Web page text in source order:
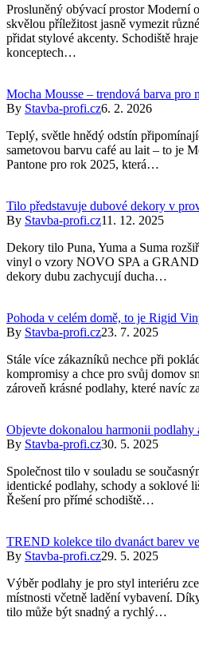
Prosluněný obývací prostor Moderní
skvělou příležitost jasně vymezit
přidat stylové akcenty. Schodiště
konceptech…
Mocha Mousse – trendová barva pro
By Stavba-profi.cz6. 2. 2026
Teplý, světle hnědý odstín
sametovou barvu café au lait – to je
Pantone pro rok 2025, která…
Tilo představuje dubové dekory v
By Stavba-profi.cz11. 12. 2025
Dekory tilo Puna, Yuma a Suma
vinyl o vzory NOVO SPA a
dekory dubu zachycují ducha…
Pohoda v celém domě, to je Rigid
By Stavba-profi.cz23. 7. 2025
Stále více zákazníků nechce při
kompromisy a chce pro svůj domov
zároveň krásné podlahy, které navíc
Objevte dokonalou harmonii podlahy
By Stavba-profi.cz30. 5. 2025
Společnost tilo v souladu se
identické podlahy, schody a soklové
Řešení pro přímé schodiště…
TREND kolekce tilo dvanáct barev
By Stavba-profi.cz29. 5. 2025
Výběr podlahy je pro styl interiéru
místnosti včetně ladění vybavení.
tilo může být snadný a rychlý…